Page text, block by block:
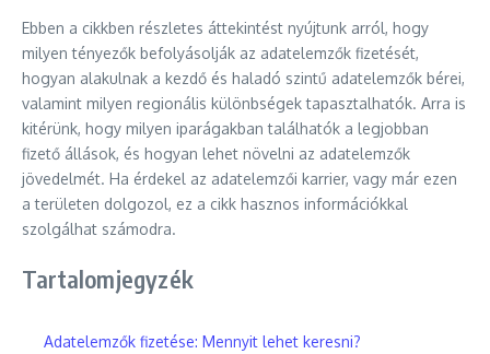
Ebben a cikkben részletes áttekintést nyújtunk arról, hogy
milyen tényezők befolyásolják az adatelemzők fizetését,
hogyan alakulnak a kezdő és haladó szintű adatelemzők bérei,
valamint milyen regionális különbségek tapasztalhatók. Arra is
kitérünk, hogy milyen iparágakban találhatók a legjobban
fizető állások, és hogyan lehet növelni az adatelemzők
jövedelmét. Ha érdekel az adatelemzői karrier, vagy már ezen
a területen dolgozol, ez a cikk hasznos információkkal
szolgálhat számodra.
Tartalomjegyzék
Adatelemzők fizetése: Mennyit lehet keresni?